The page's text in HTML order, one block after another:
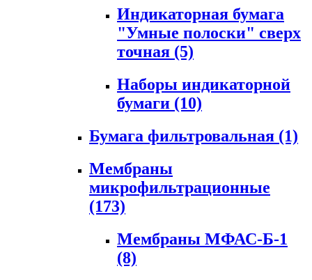
Индикаторная бумага
"Умные полоски" сверх
точная (5)
Наборы индикаторной
бумаги (10)
Бумага фильтровальная (1)
Мембраны
микрофильтрационные
(173)
Мембраны МФАС-Б-1
(8)